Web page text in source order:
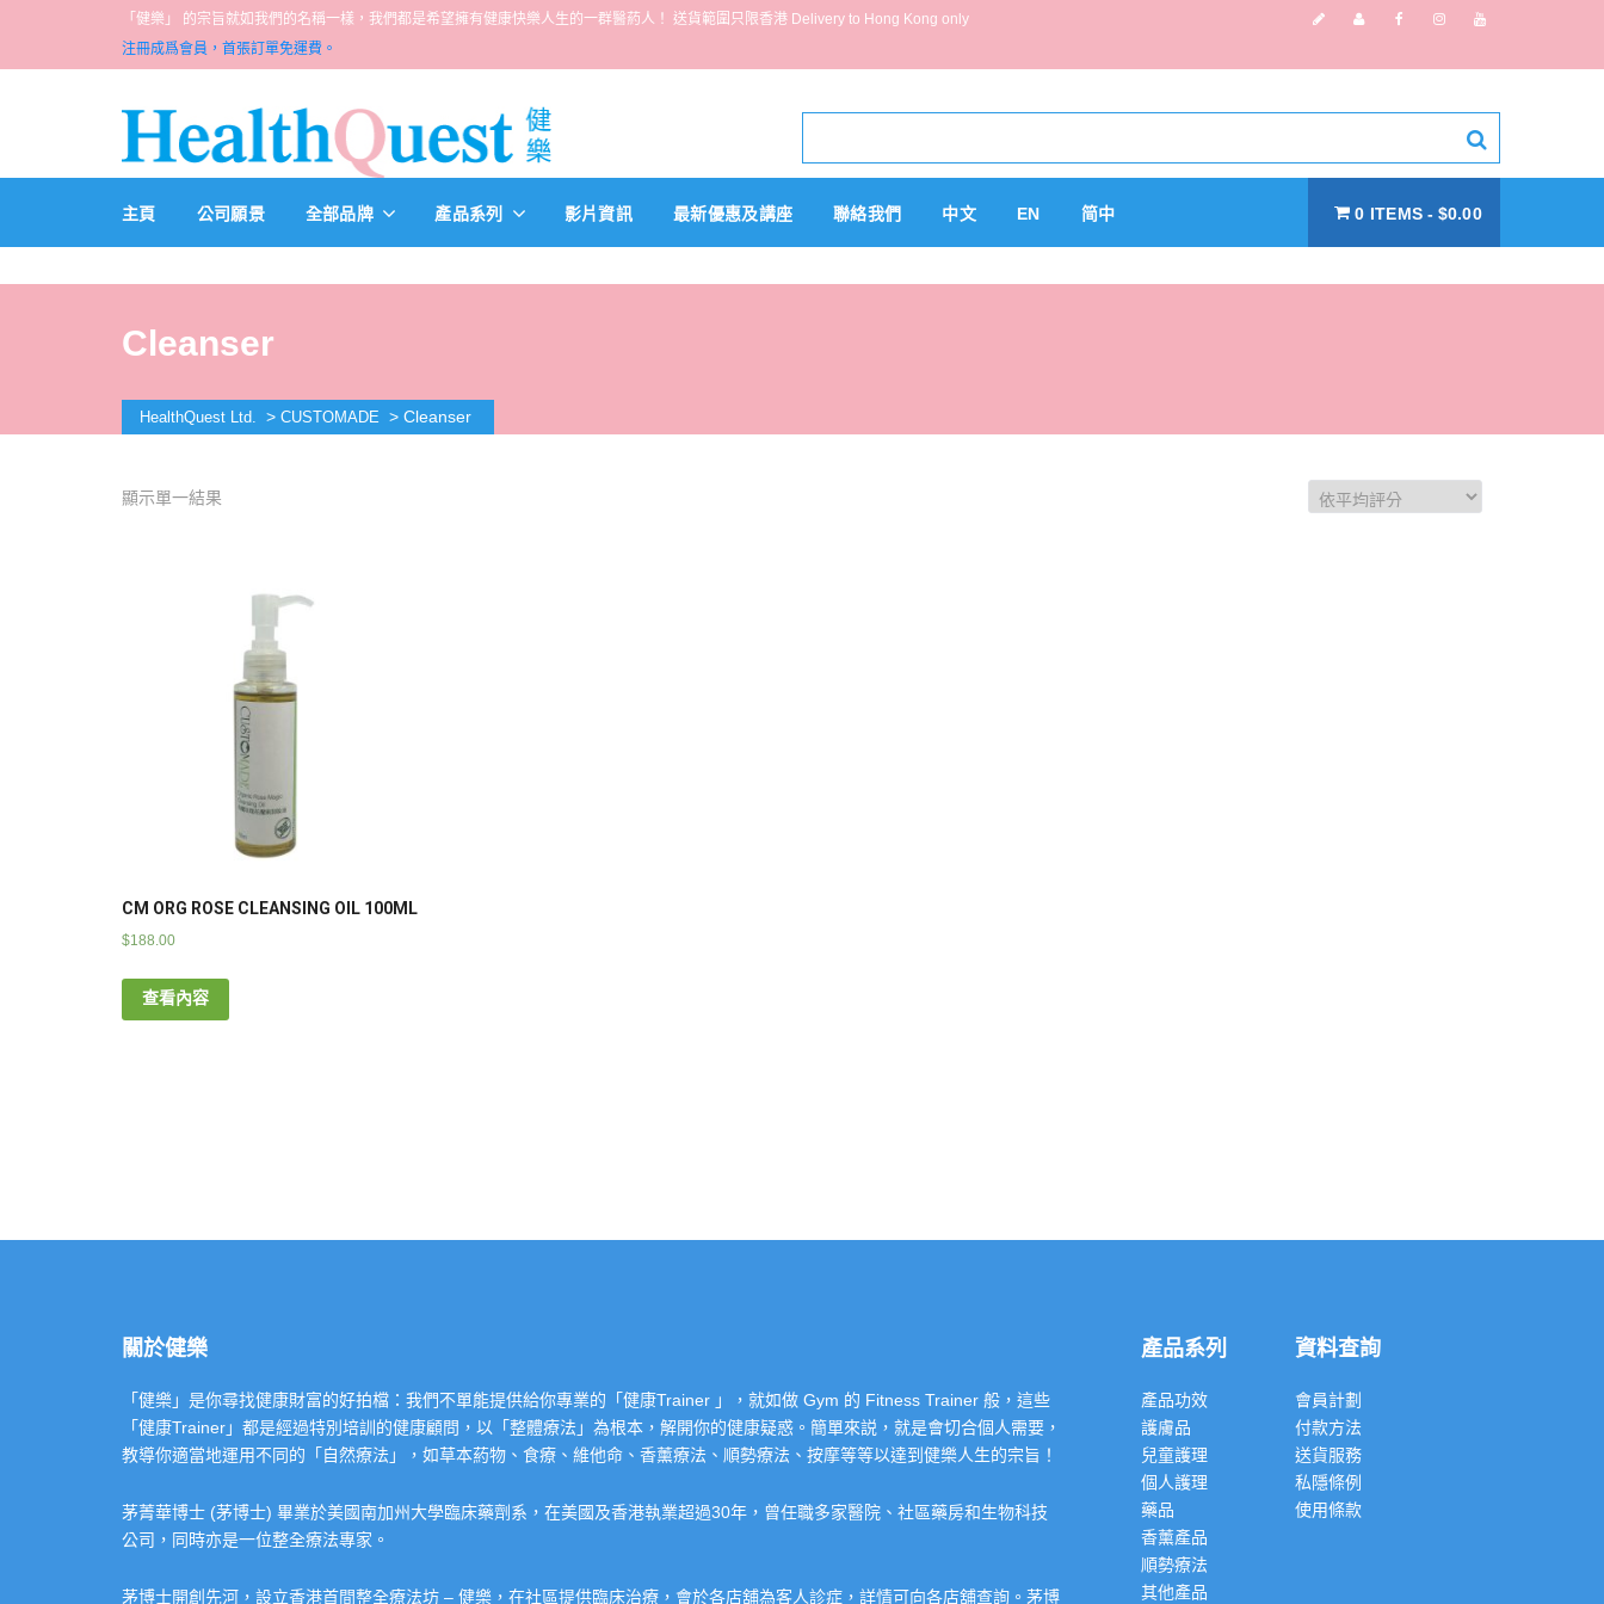
「健樂」 的宗旨就如我們的名稱一樣，我們都是希望擁有健康快樂人生的一群醫葯人！ 送貨範圍只限香港 Delivery to Hong Kong only
注冊成爲會員，首張訂單免運費。
主頁 公司願景 全部品牌 產品系列 影片資訊 最新優惠及講座 聯絡我們 中文 EN 简中 0 ITEMS $0.00
Cleanser
HealthQuest Ltd. > CUSTOMADE > Cleanser
顯示單一結果
CM ORG ROSE CLEANSING OIL 100ML
$188.00
查看內容
關於健樂
「健樂」是你尋找健康財富的好拍檔：我們不單能提供給你專業的「健康Trainer 」，就如做 Gym 的 Fitness Trainer 般，這些
「健康Trainer」都是經過特別培訓的健康顧問，以「整體療法」為根本，解開你的健康疑惑。簡單來説，就是會切合個人需要，
教導你適當地運用不同的「自然療法」，如草本葯物、食療、維他命、香薰療法、順勢療法、按摩等等以達到健樂人生的宗旨！
茅菁華博士 (茅博士) 畢業於美國南加州大學臨床藥劑系，在美國及香港執業超過30年，曾任職多家醫院、社區藥房和生物科技
公司，同時亦是一位整全療法專家。
茅博士開創先河，設立香港首間整全療法坊 – 健樂，在社區提供臨床治療，會於各店舖為客人診症，詳情可向各店舖查詢。茅博
產品系列
產品功效
護膚品
兒童護理
個人護理
藥品
香薰產品
順勢療法
其他產品
資料查詢
會員計劃
付款方法
送貨服務
私隱條例
使用條款